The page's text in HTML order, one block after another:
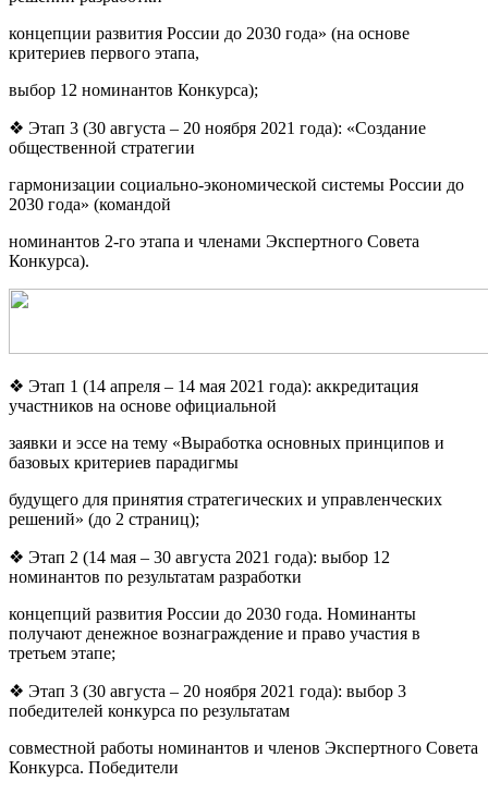
концепции развития России до 2030 года» (на основе
критериев первого этапа,
выбор 12 номинантов Конкурса);
❖ Этап 3 (30 августа – 20 ноября 2021 года): «Создание
общественной стратегии
гармонизации социально-экономической системы России до
2030 года» (командой
номинантов 2-го этапа и членами Экспертного Совета
Конкурса).
❖ Этап 1 (14 апреля – 14 мая 2021 года): аккредитация
участников на основе официальной
заявки и эссе на тему «Выработка основных принципов и
базовых критериев парадигмы
будущего для принятия стратегических и управленческих
решений» (до 2 страниц);
❖ Этап 2 (14 мая – 30 августа 2021 года): выбор 12
номинантов по результатам разработки
концепций развития России до 2030 года. Номинанты
получают денежное вознаграждение и право участия в
третьем этапе;
❖ Этап 3 (30 августа – 20 ноября 2021 года): выбор 3
победителей конкурса по результатам
совместной работы номинантов и членов Экспертного Совета
Конкурса. Победители